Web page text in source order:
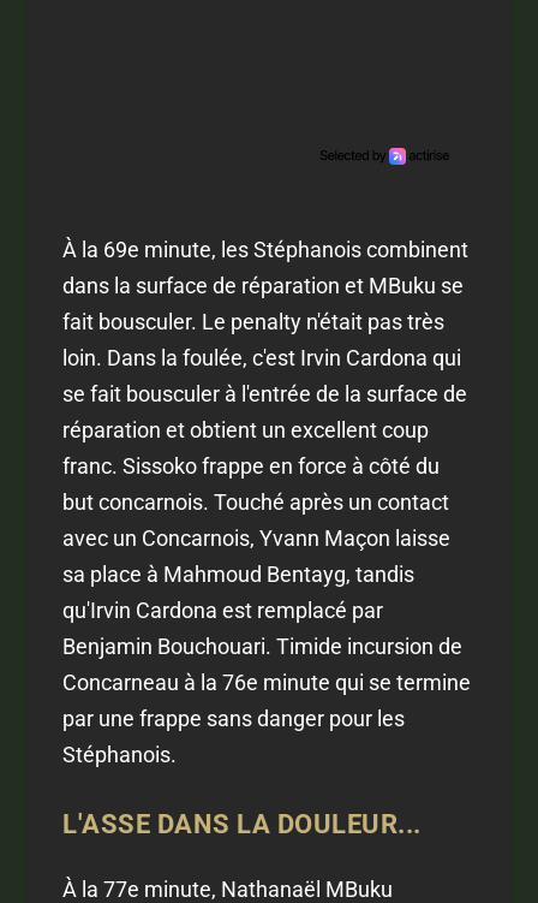
À la 69e minute, les Stéphanois combinent
dans la surface de réparation et MBuku se
fait bousculer. Le penalty n'était pas très
loin. Dans la foulée, c'est Irvin Cardona qui
se fait bousculer à l'entrée de la surface de
réparation et obtient un excellent coup
franc. Sissoko frappe en force à côté du
but concarnois. Touché après un contact
avec un Concarnois, Yvann Maçon laisse
sa place à Mahmoud Bentayg, tandis
qu'Irvin Cardona est remplacé par
Benjamin Bouchouari. Timide incursion de
Concarneau à la 76e minute qui se termine
par une frappe sans danger pour les
Stéphanois.
L'ASSE DANS LA DOULEUR...
À la 77e minute, Nathanaël MBuku